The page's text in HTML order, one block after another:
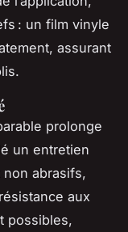
: un film vinyle
assurant
prolonge
un entretien
abrasifs,
aux
possibles,